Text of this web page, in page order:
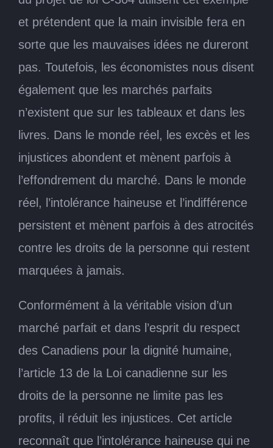
et prétendent que la main invisible fera en
sorte que les mauvaises idées ne dureront
pas. Toutefois, les économistes nous disent
également que les marchés parfaits
n’existent que sur les tableaux et dans les
livres. Dans le monde réel, les excès et les
injustices abondent et mènent parfois à
l’effondrement du marché. Dans le monde
réel, l’intolérance haineuse et l’indifférence
persistent et mènent parfois à des atrocités
contre les droits de la personne qui restent
marquées à jamais.
Conformément à la véritable vision d’un
marché parfait et dans l’esprit du respect
des Canadiens pour la dignité humaine,
l’article 13 de la Loi canadienne sur les
droits de la personne ne limite pas les
profits, il réduit les injustices. Cet article
reconnaît que l’intolérance haineuse qui ne